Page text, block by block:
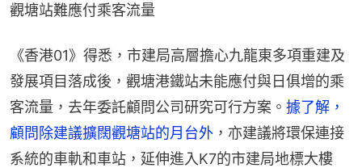
觀塘站難應付乘客流量
《香港01》得悉，市建局高層擔心九龍東多項重建及
發展項目落成後，觀塘港鐵站未能應付與日俱增的乘
客流量，去年委託顧問公司研究可行方案。 據了解，
顧問除建議擴闊觀塘站的月台外 ，亦建議將環保連接
系統的車軌和車站，延伸進入K7的市建局地標大樓